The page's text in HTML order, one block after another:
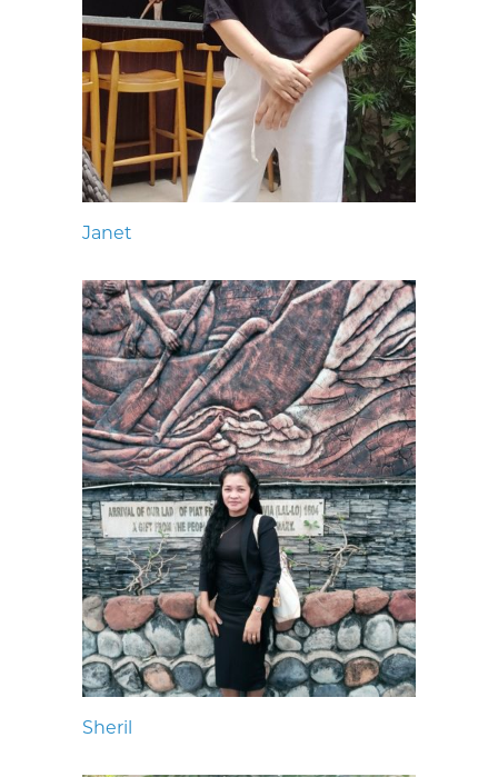
Janet
Sheril